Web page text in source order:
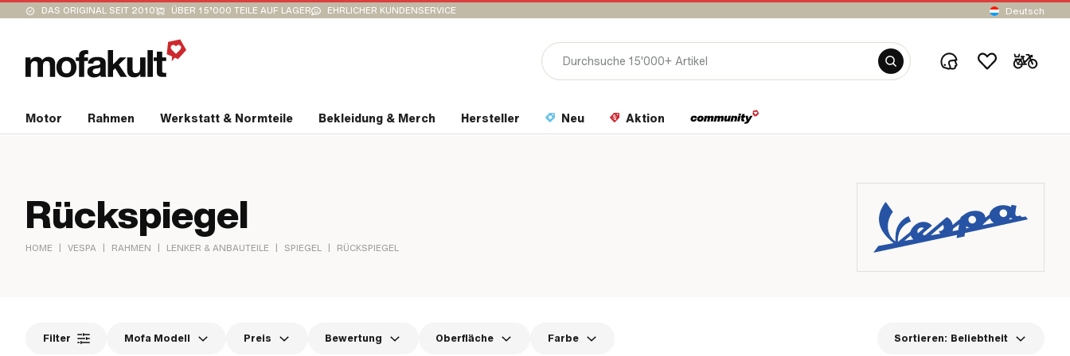
DAS ORIGINAL SEIT 2010 ÜBER 15’000 TEILE AUF LAGER EHRLICHER KUNDENSERVICE Deutsch
Motor Rahmen Werkstatt & Normteile Bekleidung & Merch Hersteller Neu Aktion
Rückspiegel
HOME | VESPA | RAHMEN | LENKER & ANBAUTEILE | SPIEGEL | RÜCKSPIEGEL
Filter Mofa Modell Preis Bewertung Oberfläche Farbe Sortieren: Beliebtheit